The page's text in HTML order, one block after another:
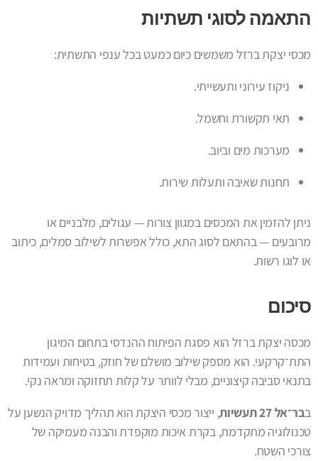
התאמה לסוגי תשתיות
מכסי יצקת ברזל משמשים כיום כמעט בכל ענפי התשתית:
ניקוז עירוני ותעשייתי.
תאי תקשורת וחשמל.
מערכות מים וביוב.
תחנות שאיבה ותעלות שירות.
ניתן להזמין את המכסים במגוון צורות — עגולים, מלבניים או
מרובעים — בהתאם לסוג התא, כולל אפשרות לשילוב סמלים, כיתוב
או לוגו רשות.
סיכום
מכסה יצקת ברזל הוא פסגת הפיתוח ההנדסי בתחום המיגון
התת־קרקעי. הוא מספק שילוב מושלם של חוזק, בטיחות ועמידות
בתנאי סביבה קיצוניים, מבלי לוותר על קלות תחזוקה ומראה נקי.
בבר־אל 27 תעשיות
, ייצור מכסי היצקת הוא תהליך מדויק הנשען על
טכנולוגיה מתקדמת, בקרת איכות מוקפדת והבנה מעמיקה של
צורכי השטח.